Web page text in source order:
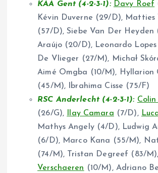
KAA Gent (4-2-3-1): Davy Roef
Kévin Duverne (29/D), Matties
(57/D), Siebe Van Der
Araújo (20/D), Leonardo
De Vlieger (27/M), Michał
Aimé Omgba (10/M), Hyllarion
(45/M), Ibrahima Cisse (75/F)
RSC Anderlecht (4-2-3-1): Colin
(26/G), Ilay Camara (7/D),
Mathys Angely (4/D), Ludwig
(6/D), Marco Kana (55/M),
(74/M), Tristan Degreef (83/M),
Verschaeren (10/M), Adriano